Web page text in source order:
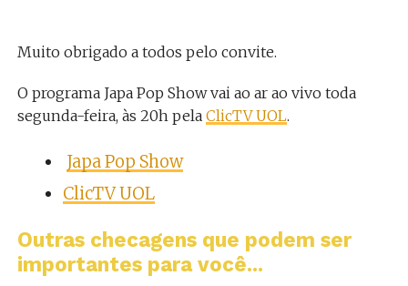
Muito obrigado a todos pelo convite.
O programa Japa Pop Show vai ao ar ao vivo toda
segunda-feira, às 20h pela ClicTV UOL.
Japa Pop Show
ClicTV UOL
Outras checagens que podem ser
importantes para você...